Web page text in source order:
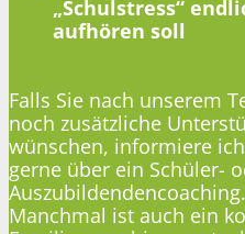
„Schulstress“
aufhören soll
Falls Sie nach unserem
noch zusätzliche
wünschen, informiere
gerne über ein Schüler-
Auszubildendencoaching.
Manchmal ist auch ein